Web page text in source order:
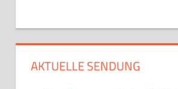
AKTUELLE SENDUNG